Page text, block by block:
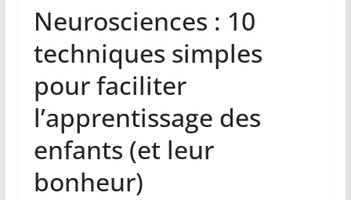
Neurosciences : 10
techniques simples
pour faciliter
l’apprentissage des
enfants (et leur
bonheur)